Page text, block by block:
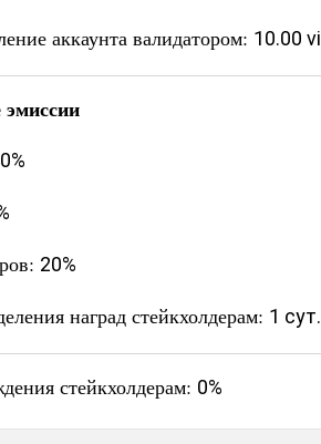
аккаунта валидатором: 10.00
эмиссии
20%
наград стейкхолдерам: 1 сут.
стейкхолдерам: 0%